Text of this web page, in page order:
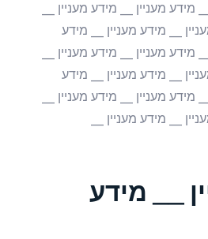
מידע מעניין __ מידע מעניין __
__ מידע מעניין __ מידע
מידע מעניין __ מידע מעניין __
__ מידע מעניין __ מידע
מידע מעניין __ מידע מעניין __
__ מידע מעניין __
__ מידע